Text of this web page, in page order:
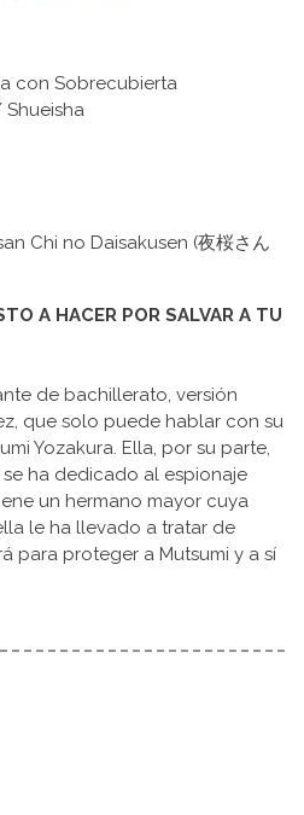
con Sobrecubierta
Chi no Daisakusen (夜桜さん
A HACER POR SALVAR A TU
de bachillerato, versión
que solo puede hablar con su
Yozakura. Ella, por su parte,
ha dedicado al espionaje
un hermano mayor cuya
le ha llevado a tratar de
para proteger a Mutsumi y a sí